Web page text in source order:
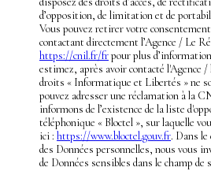
d’opposition, de limitation et de
Vous pouvez retirer votre
contactant directement l’Agence / Le
https://cnil.fr/frpour plus
estimez, après avoir contacté l'Agence /
droits « Informatique et Libertés » ne
pouvez adresser une réclamation à la
informons de l’existence de la liste
téléphonique « Bloctel », sur laquelle
ici : https://www.bloctel.gouv.fr. Dans le
des Données personnelles, nous vous
de Données sensibles dans le champ de